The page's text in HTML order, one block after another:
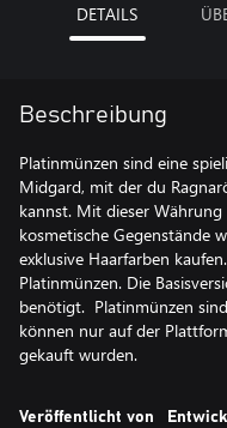
DETAILS
Beschreibung
Platinmünzen sind eine
Midgard, mit der du
kannst. Mit dieser
kosmetische Gegenstände
exklusive Haarfarben
Platinmünzen. Die
benötigt. Platinmünzen
können nur auf der
Veröffentlicht von